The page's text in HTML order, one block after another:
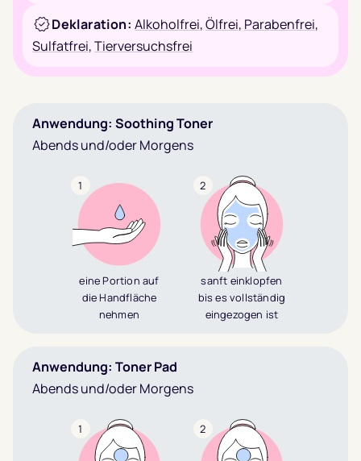
Deklaration: Alkoholfrei,Ölfrei, Parabenfrei,
Sulfatfrei,Tierversuchsfrei
Anwendung: Soothing Toner
Abends und/oder Morgens
1
eine Portion auf
die Handfläche
nehmen
2
sanft einklopfen
bis es vollständig
eingezogen ist
Anwendung: Toner Pad
Abends und/oder Morgens
1 2